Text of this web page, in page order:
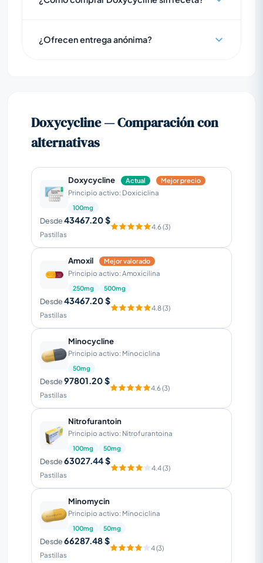
¿Ofrecen entrega anónima?
Doxycycline — Comparación con
alternativas
Doxycycline Actual Mejor precio
Principio activo: Doxiciclina
100mg
Desde43467.20 $
Pastillas
4.6 (3)
Amoxil Mejor valorado
Principio activo: Amoxicilina
250mg 500mg
Desde43467.20 $
Pastillas
4.8 (3)
Minocycline
Principio activo: Minociclina
50mg
Desde97801.20 $
Pastillas
4.6 (3)
Nitrofurantoin
Principio activo: Nitrofurantoina
100mg 50mg
Desde63027.44 $
Pastillas
4.4 (3)
Minomycin
Principio activo: Minociclina
100mg 50mg
Desde66287.48 $
Pastillas
4 (3)